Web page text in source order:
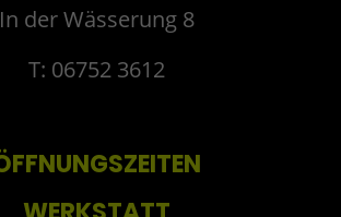
In der Wässerung 8
T: 06752 3612